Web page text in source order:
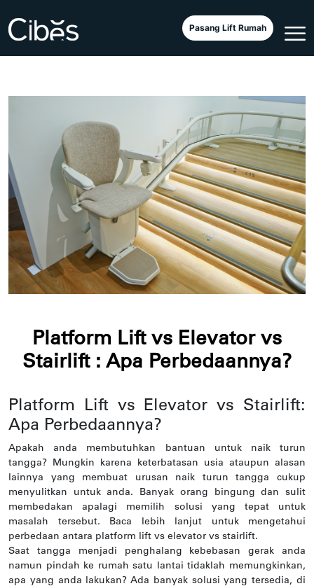
Pasang Lift Rumah
Platform Lift vs Elevator vs
Stairlift : Apa Perbedaannya?
Platform Lift vs Elevator vs Stairlift:
Apa Perbedaannya?
Apakah anda membutuhkan bantuan untuk naik turun
tangga? Mungkin karena keterbatasan usia ataupun alasan
lainnya yang membuat urusan naik turun tangga cukup
menyulitkan untuk anda. Banyak orang bingung dan sulit
membedakan apalagi memilih solusi yang tepat untuk
masalah tersebut. Baca lebih lanjut untuk mengetahui
perbedaan antara platform lift vs elevator vs stairlift.
Saat tangga menjadi penghalang kebebasan gerak anda
namun pindah ke rumah satu lantai tidaklah memungkinkan,
apa yang anda lakukan? Ada banyak solusi yang tersedia, di